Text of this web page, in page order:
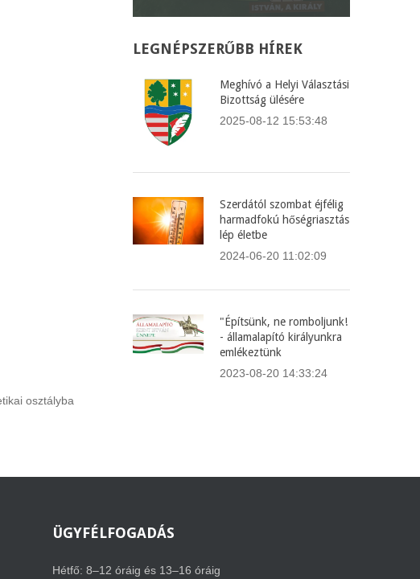
osztályba
LEGNÉPSZERŰBB HÍREK
Meghívó a Helyi Választási
Bizottság ülésére
2025-08-12 15:53:48
Szerdától szombat éjfélig
harmadfokú hőségriasztás
lép életbe
2024-06-20 11:02:09
"Építsünk, ne romboljunk!
- államalapító királyunkra
emlékeztünk
2023-08-20 14:33:24
ÜGYFÉLFOGADÁS
Hétfő: 8–12 óráig és 13–16 óráig